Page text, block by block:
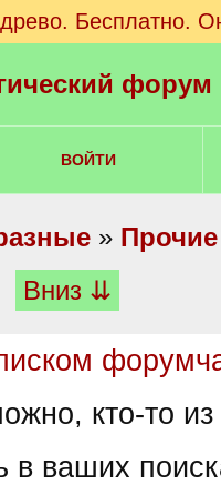
Бесплатно.
ВОЙТИ
»
Вниз ⇊
кто-то
в ваших